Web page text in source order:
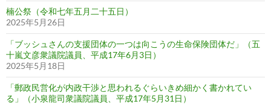
楠公祭（令和七年五月二十五日）
2025年5月26日
「ブッシュさんの支援団体の一つは向こうの生命保険団体だ」（五
十嵐文彦衆議院議員、平成17年6月3日）
2025年5月18日
「郵政民営化が内政干渉と思われるぐらいきめ細かく書かれてい
る」（小泉龍司衆議院議員、平成17年5月31日）